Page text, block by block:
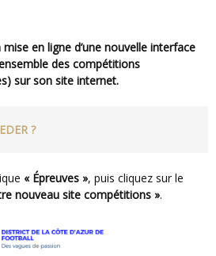
des compétitions
sur son site internet.
?
« Épreuves », puis cliquez sur le
nouveau site compétitions ».